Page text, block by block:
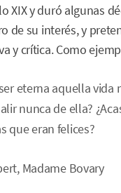
XIX y duró algunas
de su interés, y
y crítica. Como
eterna aquella vida
nunca de ella?
que eran felices?
Madame Bovary